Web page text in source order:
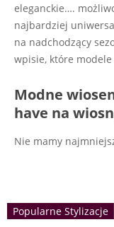
eleganckie….
najbardziej
na nadchodzący
wpisie, które
Modne
have na
Nie mamy
Popularne Stylizacje